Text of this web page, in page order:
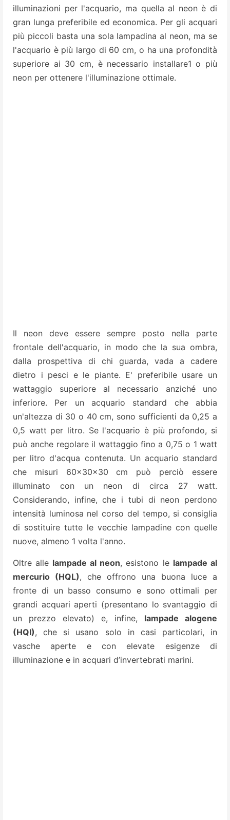
illuminazioni per l'acquario, ma quella al neon è di
gran lunga preferibile ed economica. Per gli acquari
più piccoli basta una sola lampadina al neon, ma se
l'acquario è più largo di 60 cm, o ha una profondità
superiore ai 30 cm, è necessario installare1 o più
neon per ottenere l'illuminazione ottimale.
Il neon deve essere sempre posto nella parte
frontale dell'acquario, in modo che la sua ombra,
dalla prospettiva di chi guarda, vada a cadere
dietro i pesci e le piante. E' preferibile usare un
wattaggio superiore al necessario anziché uno
inferiore. Per un acquario standard che abbia
un'altezza di 30 o 40 cm, sono sufficienti da 0,25 a
0,5 watt per litro. Se l'acquario è più profondo, si
può anche regolare il wattaggio fino a 0,75 o 1 watt
per litro d'acqua contenuta. Un acquario standard
che misuri 60x30x30 cm può perciò essere
illuminato con un neon di circa 27 watt.
Considerando, infine, che i tubi di neon perdono
intensità luminosa nel corso del tempo, si consiglia
di sostituire tutte le vecchie lampadine con quelle
nuove, almeno 1 volta l'anno.
Oltre alle lampade al neon, esistono le lampade al
mercurio (HQL), che offrono una buona luce a
fronte di un basso consumo e sono ottimali per
grandi acquari aperti (presentano lo svantaggio di
un prezzo elevato) e, infine, lampade alogene
(HQI), che si usano solo in casi particolari, in
vasche aperte e con elevate esigenze di
illuminazione e in acquari d’invertebrati marini.